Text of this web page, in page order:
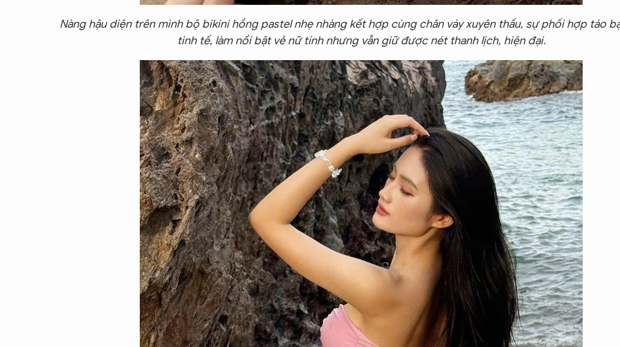
Nàng hậu diện trên mình bộ bikini hồng pastel nhẹ nhàng kết hợp cùng chân váy xuyên thấu, sự phối hợp táo
tinh tế, làm nổi bật vẻ nữ tính nhưng vẫn giữ được nét thanh lịch, hiện đại.